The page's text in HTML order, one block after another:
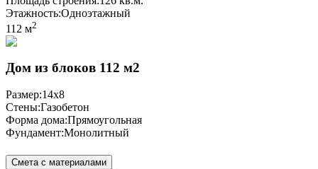
Этажность:Одноэтажный
112 м2
Дом из блоков 112 м2
Размер:14x8
Стены:Газобетон
Форма дома:Прямоугольная
Фундамент:Монолитный
Смета с материалами